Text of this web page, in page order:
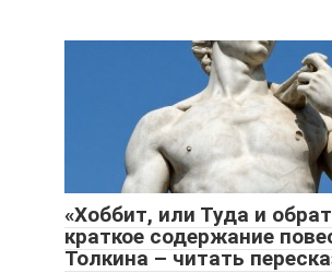
«Хоббит, или Туда и
краткое содержание
Толкина – читать